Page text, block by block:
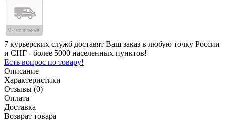
7 курьерских служб доставят Ваш заказ в любую точку России
и СНГ - более 5000 населенных пунктов!
Есть вопрос по товару!
Описание
Характеристики
Отзывы (0)
Оплата
Доставка
Возврат товара